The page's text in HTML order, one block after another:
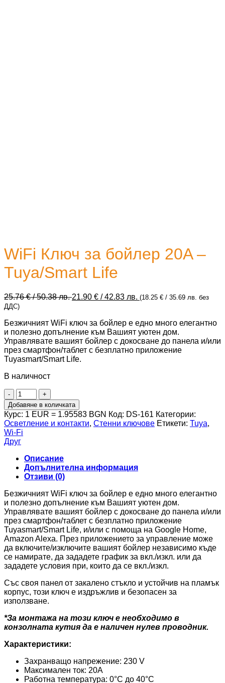
WiFi Ключ за бойлер 20A –
Tuya/Smart Life
25.76€/ 50.38 лв.Original
25.76 €
/
50.38 лв..
21.90 € / 42.83 лв. Текущата
21.90 €
/
42.83 лв..
(18.25 € / 35.69 лв. без
ДДС)
Безжичният WiFi ключ за бойлер е едно много елегантно
и полезно допълнение към Вашият уютен дом.
Управлявате вашият бойлер с докосване до панела и/или
през смартфон/таблет с безплатно приложение
Tuyasmart/Smart Life.
В наличност
количество
за
WiFi
Ключ
за
бойлер
20A
-
Tuya/Smart
Life
Добавяне в количката
Курс: 1 EUR = 1.95583 BGN Код: DS-161 Категории:
Осветление и контакти, Стенни ключове Етикети: Tuya,
Wi-Fi
Друг
Описание
Допълнителна информация
Отзиви (0)
Безжичният WiFi ключ за бойлер е едно много елегантно
и полезно допълнение към Вашият уютен дом.
Управлявате вашият бойлер с докосване до панела и/или
през смартфон/таблет с безплатно приложение
Tuyasmart/Smart Life, и/или с помоща на Google Home,
Amazon Alexa. През приложението за управление може
да включите/изключите вашият бойлер независимо къде
се намирате, да зададете график за вкл./изкл. или да
зададете условия при, които да се вкл./изкл.
Със своя панел от закалено стъкло и устойчив на пламък
корпус, този ключ е издръжлив и безопасен за
използване.
*За монтажа на този ключ е необходимо в
конзолната кутия да е наличен нулев проводник.
Характеристики:
Захранващо напрежение: 230 V
Максимален ток: 20А
Работна температура: 0°C до 40°C